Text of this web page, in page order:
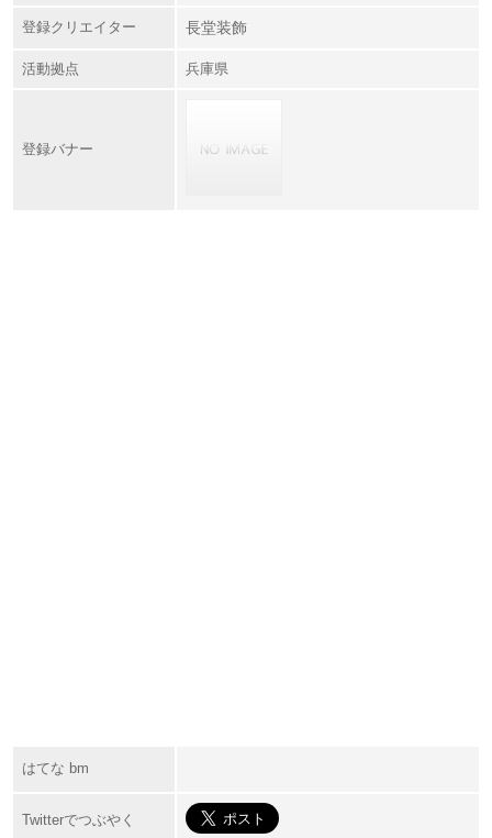
登録クリエイター 長堂装飾
活動拠点 兵庫県
登録バナー
はてな bm
Twitterでつぶやく